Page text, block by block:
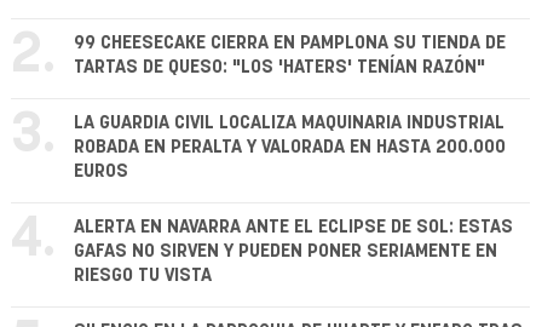
2.
99 CHEESECAKE CIERRA EN PAMPLONA SU TIENDA DE
TARTAS DE QUESO: "LOS 'HATERS' TENÍAN RAZÓN"
3.
LA GUARDIA CIVIL LOCALIZA MAQUINARIA INDUSTRIAL
ROBADA EN PERALTA Y VALORADA EN HASTA 200.000
EUROS
4.
ALERTA EN NAVARRA ANTE EL ECLIPSE DE SOL: ESTAS
GAFAS NO SIRVEN Y PUEDEN PONER SERIAMENTE EN
RIESGO TU VISTA